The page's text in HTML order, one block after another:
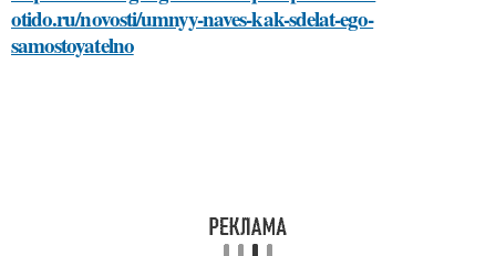
otido.ru/novosti/umnyy-naves-kak-sdelat-ego-
samostoyatelno